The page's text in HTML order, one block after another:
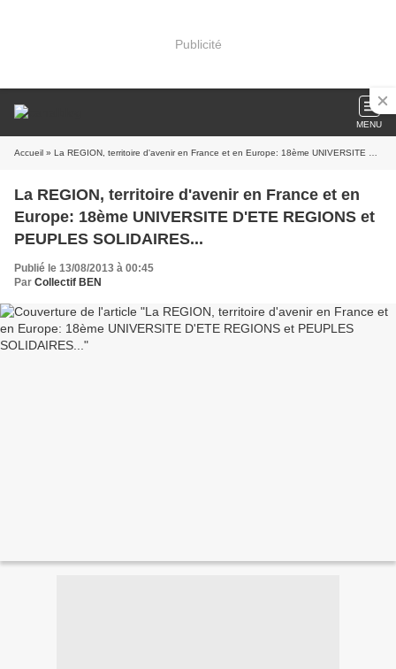
Publicité
MENU
Accueil » La REGION, territoire d'avenir en France et en Europe: 18ème UNIVERSITE D'ETE REGIONS et PEUPLES SOLIDAIRES...
La REGION, territoire d'avenir en France et en
Europe: 18ème UNIVERSITE D'ETE REGIONS et
PEUPLES SOLIDAIRES...
Publié le 13/08/2013 à 00:45
Par Collectif BEN